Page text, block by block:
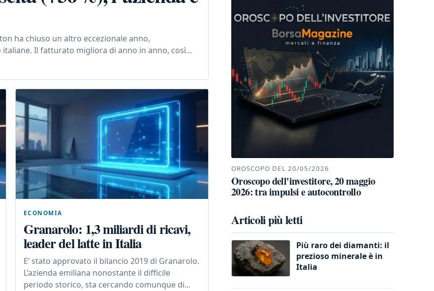
ha chiuso un altro eccezionale anno,
Il fatturato migliora di anno in anno, così...
ECONOMIA
Granarolo: 1,3 miliardi di ricavi,
leader del latte in Italia
E’ stato approvato il bilancio 2019 di Granarolo.
L’azienda emiliana nonostante il difficile
periodo storico, sta cercando comunque di...
OROSCOPO DEL 20/05/2026
Oroscopo dell'investitore, 20 maggio
2026: tra impulsi e autocontrollo
Articoli più letti
Più raro dei diamanti: il
prezioso minerale è in
Italia